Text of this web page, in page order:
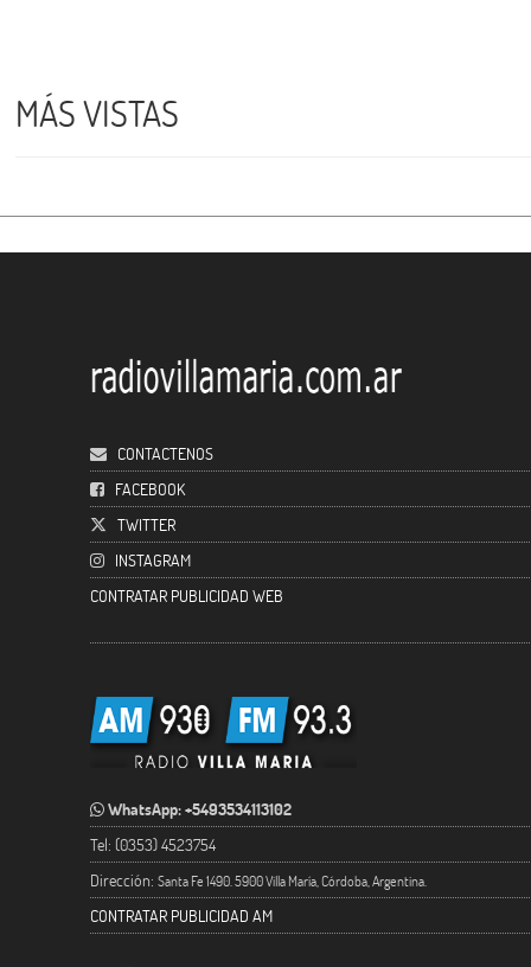
MÁS VISTAS
CONTACTENOS
FACEBOOK
TWITTER
INSTAGRAM
CONTRATAR PUBLICIDAD WEB
WhatsApp: +5493534113102
Tel: (0353) 4523754
Dirección: Santa Fe 1490. 5900 Villa María, Córdoba, Argentina.
CONTRATAR PUBLICIDAD AM